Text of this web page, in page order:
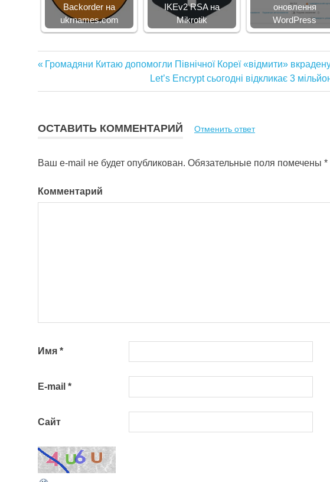
Backorder на
ukrnames.com
IKEv2 RSA на
Mikrotik
оновлення
WordPress
записям
Предыдущая
Громадяни Китаю допомогли Північної Кореї «відмити»
Следующая
запись:
Let’s Encrypt сьогоднi відкликає 3
ОСТАВИТЬ КОММЕНТАРИЙ Отменить ответ
Ваш e-mail не будет опубликован. Обязательные поля помечены *
Комментарий
Имя *
E-mail *
Сайт